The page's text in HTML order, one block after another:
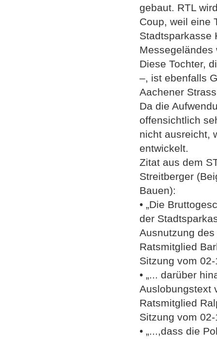
gebaut. RTL
Coup, weil eine
Stadtsparkasse
Messegeländes
Diese Tochter,
–, ist ebenfalls
Aachener
Da die
offensichtlich
nicht ausreicht,
entwickelt.
Zitat aus dem
Streitberger
Bauen):
• „Die
der
Ausnutzung
Ratsmitglied
Sitzung vom
• „... darüber
Auslobungstext
Ratsmitglied
Sitzung vom
• „...,dass die